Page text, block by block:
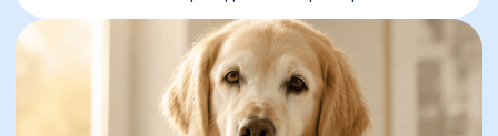
ЭхоКГ (УЗИ сердца)
показывает структуру органа, толщину стенок
и размеры камер
検査や相談のために来てください。»